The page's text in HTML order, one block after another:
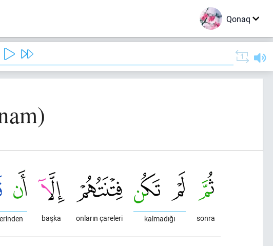
Qonaq
sonra
kalmadığı
onların çareleri
başka